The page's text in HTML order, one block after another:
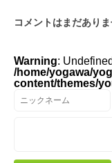
コメントはまだあり
Warning:
/home/yogawa/
content/themes/